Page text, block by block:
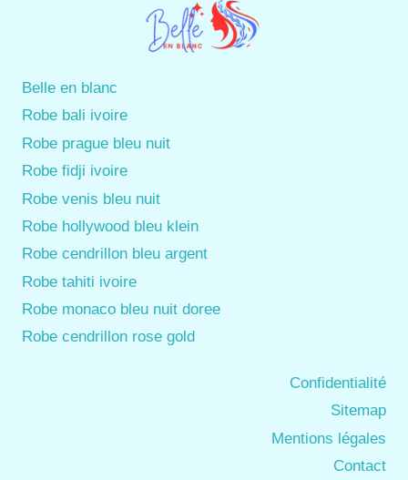
Belle en blanc
Robe bali ivoire
Robe prague bleu nuit
Robe fidji ivoire
Robe venis bleu nuit
Robe hollywood bleu klein
Robe cendrillon bleu argent
Robe tahiti ivoire
Robe monaco bleu nuit doree
Robe cendrillon rose gold
Confidentialité
Sitemap
Mentions légales
Contact